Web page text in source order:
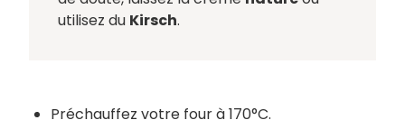
utilisez du Kirsch.
Préchauffez votre four à 170°C.